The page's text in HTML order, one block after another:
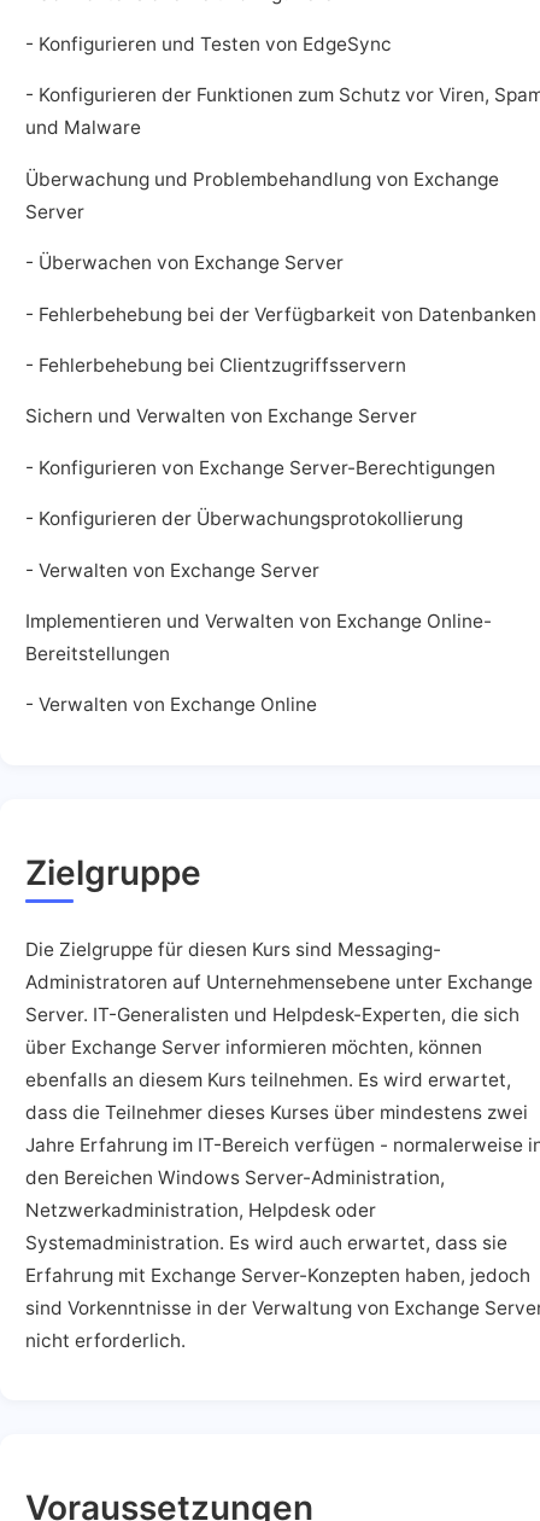
- Konfigurieren und Testen von EdgeSync
- Konfigurieren der Funktionen zum Schutz vor Viren,
und Malware
Überwachung und Problembehandlung von Exchange
Server
- Überwachen von Exchange Server
- Fehlerbehebung bei der Verfügbarkeit von Datenbanken
- Fehlerbehebung bei Clientzugriffsservern
Sichern und Verwalten von Exchange Server
- Konfigurieren von Exchange Server-Berechtigungen
- Konfigurieren der Überwachungsprotokollierung
- Verwalten von Exchange Server
Implementieren und Verwalten von Exchange Online-
Bereitstellungen
- Verwalten von Exchange Online
Zielgruppe
Die Zielgruppe für diesen Kurs sind Messaging-
Administratoren auf Unternehmensebene unter Exchange
Server. IT-Generalisten und Helpdesk-Experten, die sich
über Exchange Server informieren möchten, können
ebenfalls an diesem Kurs teilnehmen. Es wird erwartet,
dass die Teilnehmer dieses Kurses über mindestens zwei
Jahre Erfahrung im IT-Bereich verfügen - normalerweise
den Bereichen Windows Server-Administration,
Netzwerkadministration, Helpdesk oder
Systemadministration. Es wird auch erwartet, dass sie
Erfahrung mit Exchange Server-Konzepten haben, jedoch
sind Vorkenntnisse in der Verwaltung von Exchange
nicht erforderlich.
Voraussetzungen